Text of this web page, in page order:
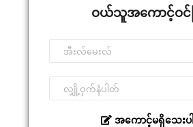
ဝယ်သူအကောင့်ဝင်ခ
အကောင့်မရှိသေးပ